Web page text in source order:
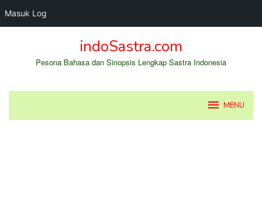
Masuk Log
indoSastra.com
Pesona Bahasa dan Sinopsis Lengkap Sastra Indonesia
MENU